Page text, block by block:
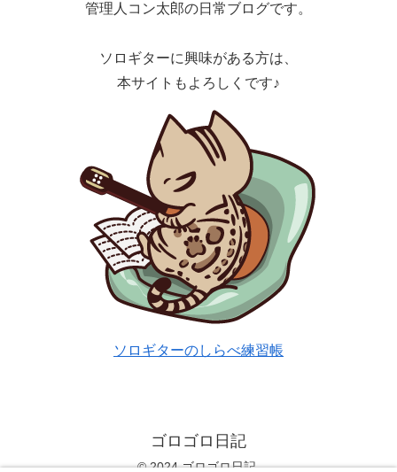
管理人コン太郎の日常ブログです。
ソロギターに興味がある方は、
本サイトもよろしくです♪
ソロギターのしらべ練習帳
ゴロゴロ日記
© 2024 ゴロゴロ日記.